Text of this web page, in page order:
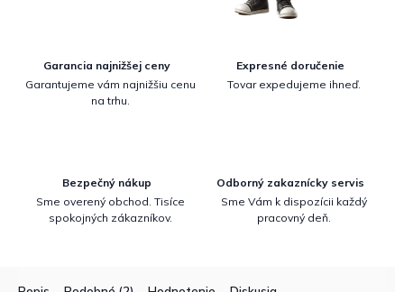
Garancia najnižšej ceny
Garantujeme vám najnižšiu cenu
na trhu.
Expresné doručenie
Tovar expedujeme ihneď.
Bezpečný nákup
Sme overený obchod. Tisíce
spokojných zákazníkov.
Odborný zakaznícky servis
Sme Vám k dispozícii každý
pracovný deň.